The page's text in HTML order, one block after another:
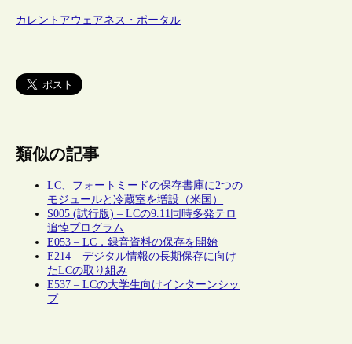
カレントアウェアネス・ポータル
類似の記事
LC、フォートミードの保存書庫に2つの
モジュールと冷蔵室を増設（米国）
S005 (試行版) – LCの9.11同時多発テロ
追悼プログラム
E053 – LC，録音資料の保存を開始
E214 – デジタル情報の長期保存に向け
たLCの取り組み
E537 – LCの大学生向けインターンシッ
プ